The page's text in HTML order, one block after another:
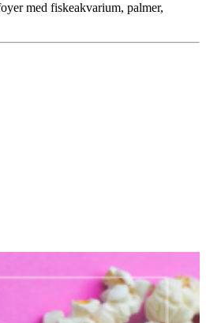
med fiskeakvarium, palmer,